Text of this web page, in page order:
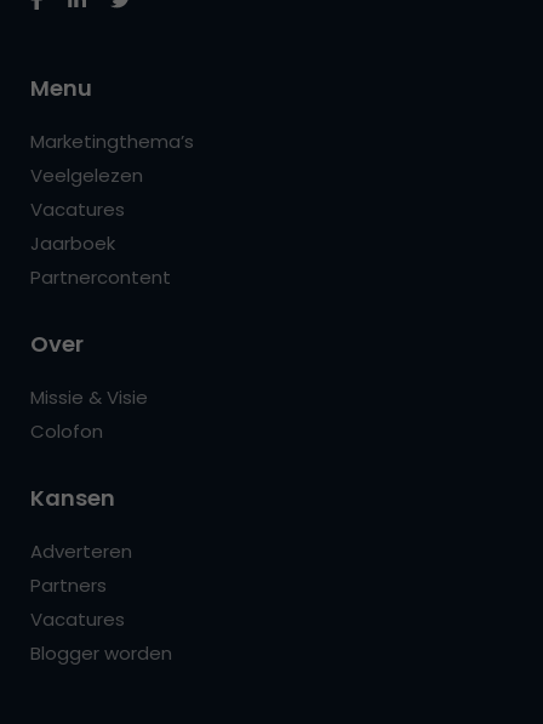
Menu
Marketingthema’s
Veelgelezen
Vacatures
Jaarboek
Partnercontent
Over
Missie & Visie
Colofon
Kansen
Adverteren
Partners
Vacatures
Blogger worden